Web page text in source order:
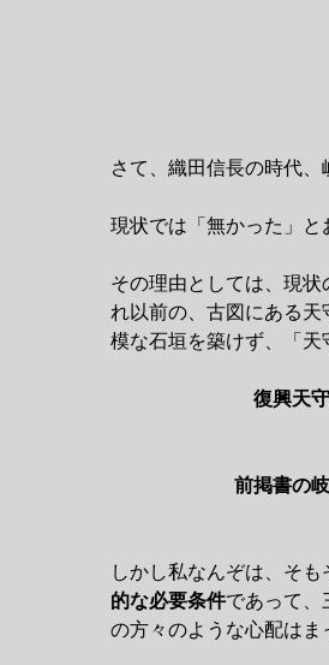
さて、織田信長の時代、
現状では「無かった」と
その理由としては、現
れ以前の、古図にある
模な石垣を築けず、「天
復興天
前掲書の
しかし私なんぞは、そも
的な必要条件であって、
の方々のような心配はま